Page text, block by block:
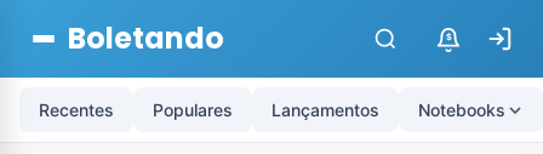
Boletando $
Recentes Populares Lançamentos Notebooks